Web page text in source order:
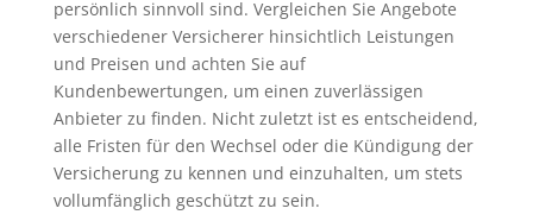
persönlich sinnvoll sind. Vergleichen Sie Angebote
verschiedener Versicherer hinsichtlich Leistungen
und Preisen und achten Sie auf
Kundenbewertungen, um einen zuverlässigen
Anbieter zu finden. Nicht zuletzt ist es entscheidend,
alle Fristen für den Wechsel oder die Kündigung der
Versicherung zu kennen und einzuhalten, um stets
vollumfänglich geschützt zu sein.